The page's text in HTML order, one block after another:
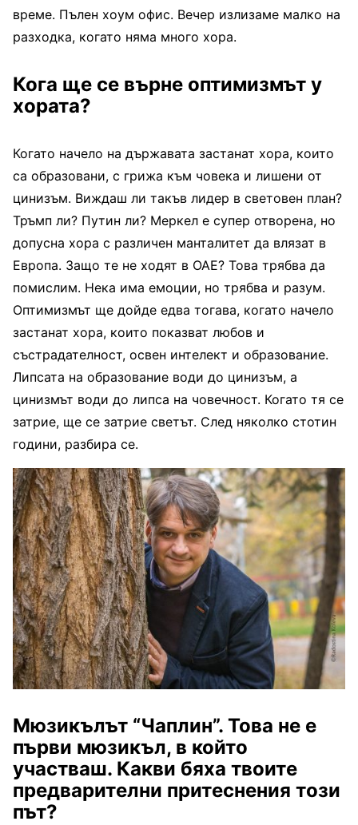
време. Пълен хоум офис. Вечер излизаме малко на
разходка, когато няма много хора.
Кога ще се върне оптимизмът у
хората?
Когато начело на държавата застанат хора, които
са образовани, с грижа към човека и лишени от
цинизъм. Виждаш ли такъв лидер в световен план?
Тръмп ли? Путин ли? Меркел е супер отворена, но
допусна хора с различен манталитет да влязат в
Европа. Защо те не ходят в ОАЕ? Това трябва да
помислим. Нека има емоции, но трябва и разум.
Оптимизмът ще дойде едва тогава, когато начело
застанат хора, които показват любов и
състрадателност, освен интелект и образование.
Липсата на образование води до цинизъм, а
цинизмът води до липса на човечност. Когато тя се
затрие, ще се затрие светът. След няколко стотин
години, разбира се.
Мюзикълът “Чаплин”. Това не е
първи мюзикъл, в който
участваш. Какви бяха твоите
предварителни притеснения този
път?